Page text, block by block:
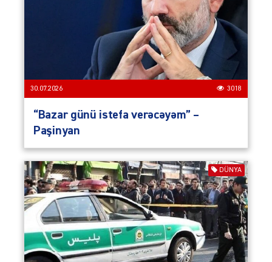
30.07.2026 3018
“Bazar günü istefa verəcəyəm” –
Paşinyan
DÜNYA